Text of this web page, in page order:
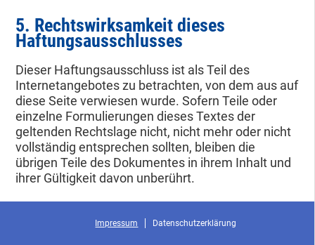
5. Rechtswirksamkeit dieses
Haftungsausschlusses
Dieser Haftungsausschluss ist als Teil des
Internetangebotes zu betrachten, von dem aus auf
diese Seite verwiesen wurde. Sofern Teile oder
einzelne Formulierungen dieses Textes der
geltenden Rechtslage nicht, nicht mehr oder nicht
vollständig entsprechen sollten, bleiben die
übrigen Teile des Dokumentes in ihrem Inhalt und
ihrer Gültigkeit davon unberührt.
Impressum Datenschutzerklärung